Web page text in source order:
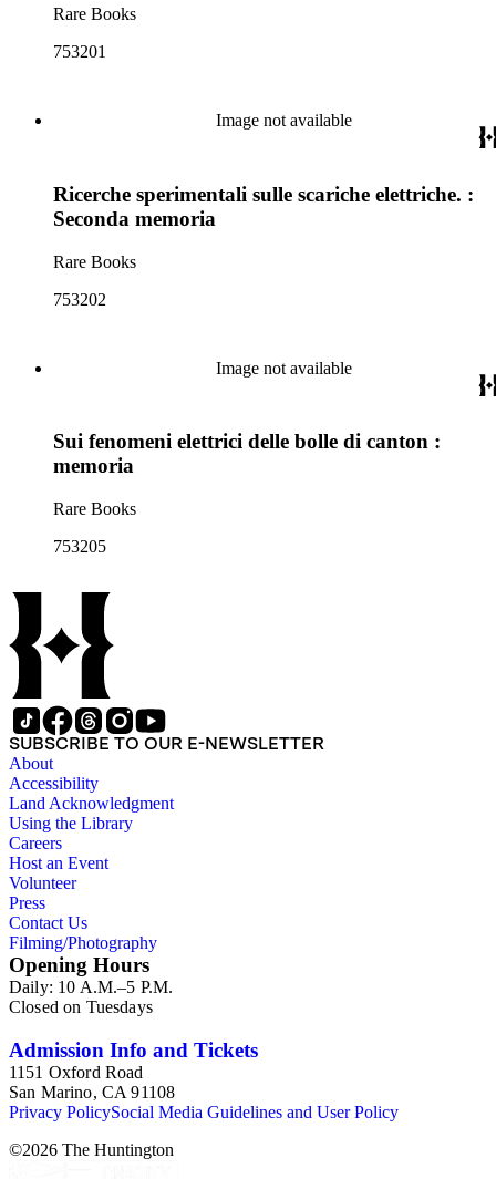
Rare Books
753201
Image not available
Ricerche sperimentali sulle scariche elettriche. :
Seconda memoria
Rare Books
753202
Image not available
Sui fenomeni elettrici delle bolle di canton :
memoria
Rare Books
753205
SUBSCRIBE TO OUR E-NEWSLETTER
About
Accessibility
Land Acknowledgment
Using the Library
Careers
Host an Event
Volunteer
Press
Contact Us
Filming/Photography
Opening Hours
Daily: 10 A.M.–5 P.M.
Closed on Tuesdays
Admission Info and Tickets
1151 Oxford Road
San Marino, CA 91108
Privacy PolicySocial Media Guidelines and User Policy
©2026 The Huntington